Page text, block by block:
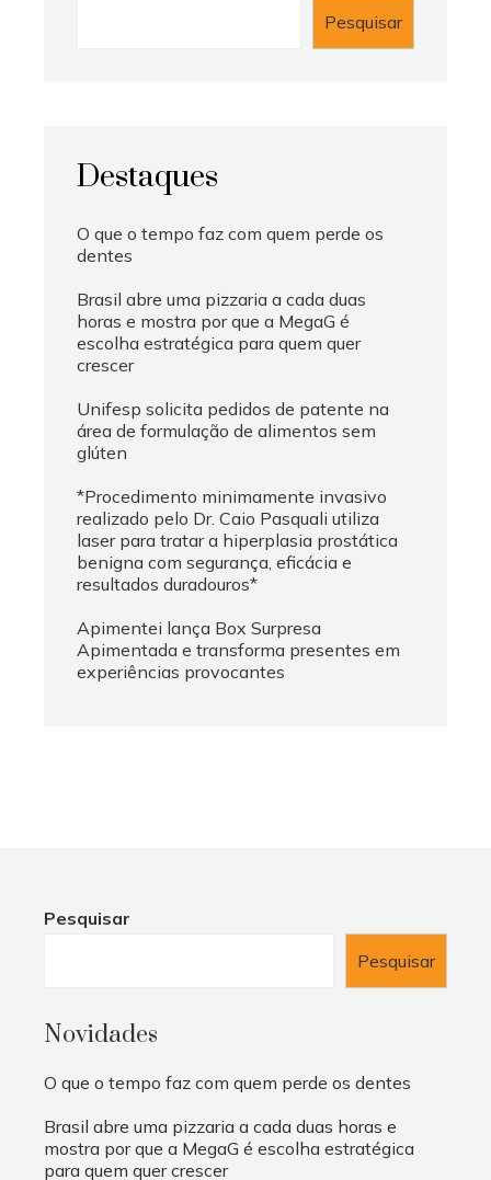
Pesquisar
Destaques
O que o tempo faz com quem perde os
dentes
Brasil abre uma pizzaria a cada duas
horas e mostra por que a MegaG é
escolha estratégica para quem quer
crescer
Unifesp solicita pedidos de patente na
área de formulação de alimentos sem
glúten
*Procedimento minimamente invasivo
realizado pelo Dr. Caio Pasquali utiliza
laser para tratar a hiperplasia prostática
benigna com segurança, eficácia e
resultados duradouros*
Apimentei lança Box Surpresa
Apimentada e transforma presentes em
experiências provocantes
Pesquisar
Pesquisar
Novidades
O que o tempo faz com quem perde os dentes
Brasil abre uma pizzaria a cada duas horas e
mostra por que a MegaG é escolha estratégica
para quem quer crescer